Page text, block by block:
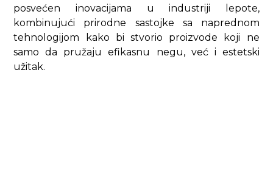
posvećen inovacijama u industriji lepote,
kombinujući prirodne sastojke sa naprednom
tehnologijom kako bi stvorio proizvode koji ne
samo da pružaju efikasnu negu, već i estetski
užitak.